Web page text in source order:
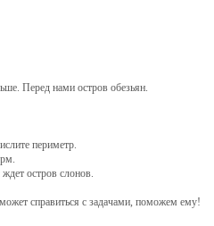
Перед нами остров обезьян.
периметр.
остров слонов.
справиться с задачами, поможем ему!